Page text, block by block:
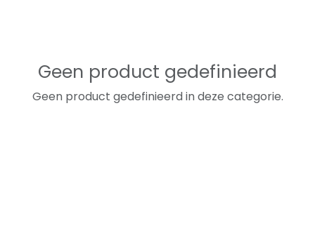
Geen product gedefinieerd
Geen product gedefinieerd in deze categorie.